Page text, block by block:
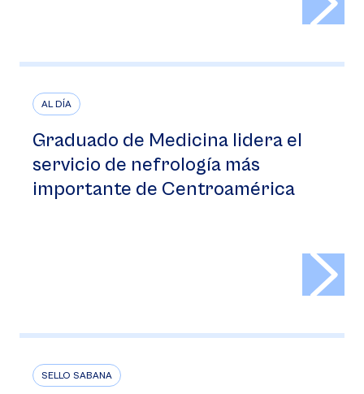
AL DÍA
Graduado de Medicina lidera el
servicio de nefrología más
importante de Centroamérica
SELLO SABANA